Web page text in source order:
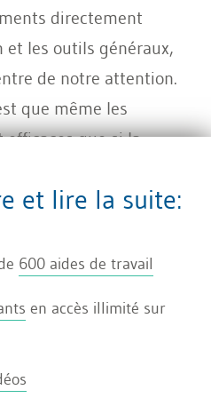
directement
les outils généraux,
de notre attention.
que même les
que si la
on en reste
que les listes de
ou les politiques ne
les soutient, si
et lire la suite:
600 aides de travail
en accès illimité sur